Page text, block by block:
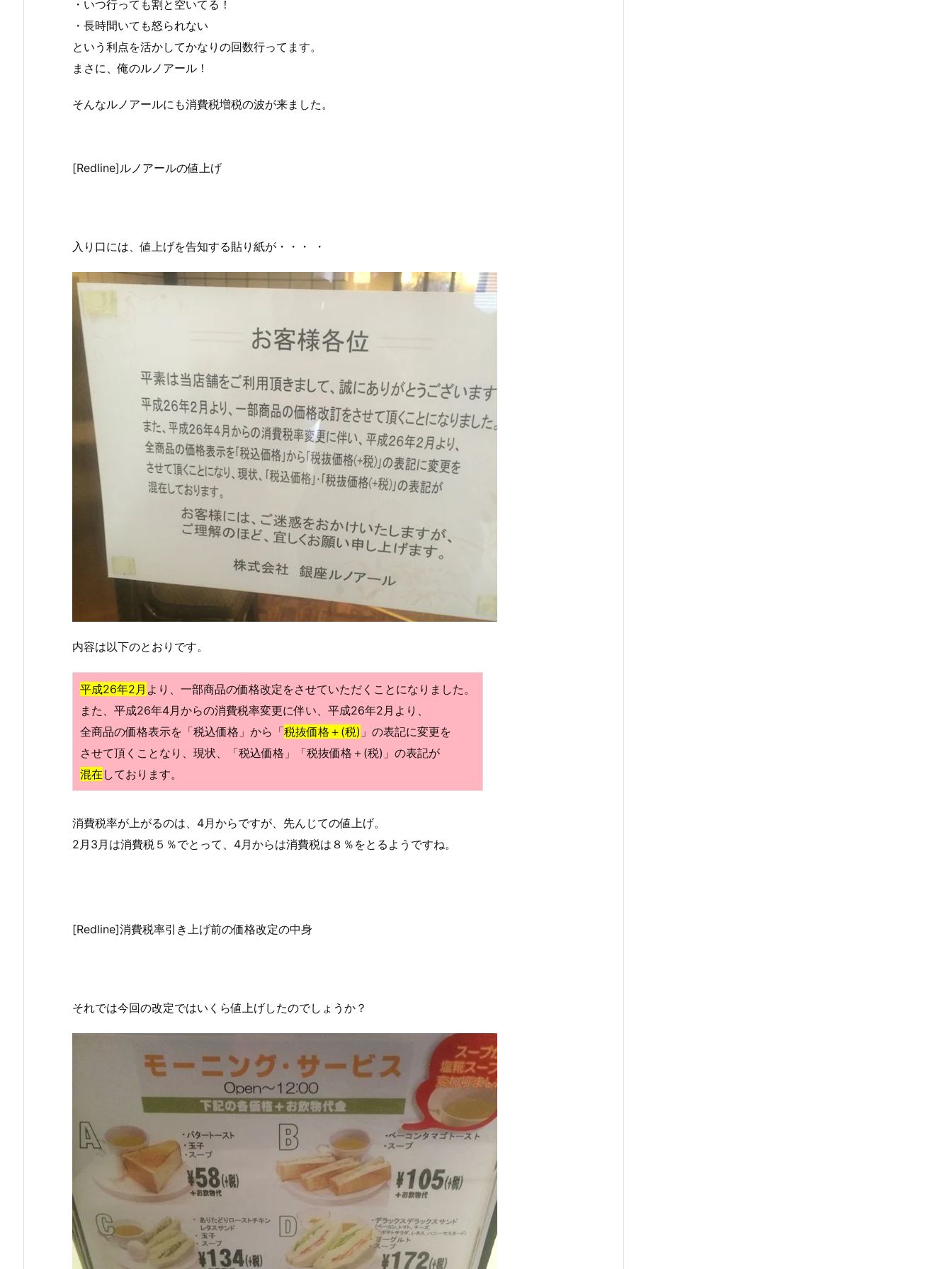
・いつ行っても割と空いてる！
・長時間いても怒られない
という利点を活かしてかなりの回数行ってます。
まさに、俺のルノアール！
そんなルノアールにも消費税増税の波が来ました。
[Redline]ルノアールの値上げ
入り口には、値上げを告知する貼り紙が・・・ ・
内容は以下のとおりです。
平成26年2月 より、一部商品の価格改定をさせていただくことになりました。
また、平成26年4月からの消費税率変更に伴い、平成26年2月より、
全商品の価格表示を「税込価格」から「税抜価格＋(税) 」の表記に変更を
させて頂くことなり、現状、「税込価格」「税抜価格＋(税)」の表記が
混在 しております。
消費税率が上がるのは、4月からですが、先んじての値上げ。
2月3月は消費税５％でとって、4月からは消費税は８％をとるようですね。
[Redline]消費税率引き上げ前の価格改定の中身
それでは今回の改定ではいくら値上げしたのでしょうか？